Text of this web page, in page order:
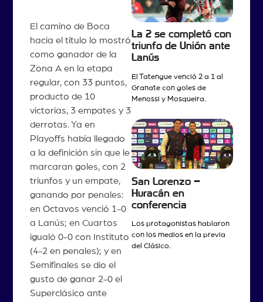
El camino de Boca
hacia el título lo mostró
como ganador de la
Zona A en la etapa
regular, con 33 puntos,
producto de 10
victorias, 3 empates y 3
derrotas. Ya en
Playoffs había llegado
a la definición sin que le
marcaran goles, con 2
triunfos y un empate,
ganando por penales:
en Octavos venció 1-0
a Lanús; en Cuartos
igualó 0-0 con Instituto
(4-2 en penales); y en
Semifinales se dio el
gusto de ganar 2-0 el
Superclásico ante
La 2 se completó con
triunfo de Unión ante
Lanús
El Tatengue venció 2 a 1 al
Granate con goles de
Menossi y Mosqueira.
San Lorenzo –
Huracán en
conferencia
Los protagonistas hablaron
con los medios en la previa
del Clásico.